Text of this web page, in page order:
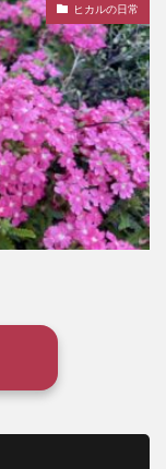
ヒカルの日常